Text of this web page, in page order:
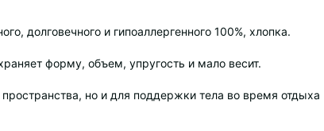
долговечного и гипоаллергенного 100%, хлопка.
форму, объем, упругость и мало весит.
но и для поддержки тела во время отдыха